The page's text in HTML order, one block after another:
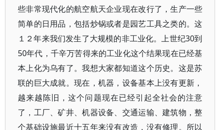
些非常现代化的航空航天企业现在改行了，生产一些
简单的日用品，包括炒锅或者是园艺工具之类的。这
１２年来我们发生了大规模的非工业化。上世纪30到
50年代，千辛万苦得来的工业化这个结果现在已经基
本上化为乌有了。我想大家都知道这个历史。这是苏
联的巨大成就。现在，机器，设备基本上没有更新，
越来越陈旧，这个问题现在已经引起全社会的注意
了，工厂、矿井、机器设备、交通运输、建筑物，整
个基础设施最近十五年来没有改造，没有修理。所以